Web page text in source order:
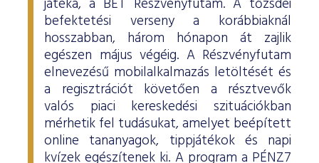
játéka, a BÉT Részvényfutam. A tőzsdei
befektetési verseny a korábbiaknál
hosszabban, három hónapon át zajlik
egészen május végéig. A Részvényfutam
elnevezésű mobilalkalmazás letöltését és
a regisztrációt követően a résztvevők
valós piaci kereskedési szituációkban
mérhetik fel tudásukat, amelyet beépített
online tananyagok, tippjátékok és napi
kvízek egészítenek ki. A program a PÉNZ7